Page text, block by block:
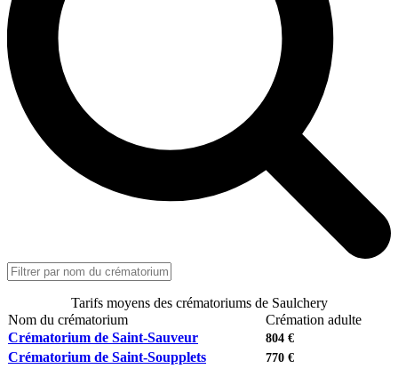
Tarifs moyens des crématoriums de Saulchery
Nom du crématorium
Crémation adulte
Crématorium de Saint-Sauveur
804 €
Crématorium de Saint-Soupplets 770 €